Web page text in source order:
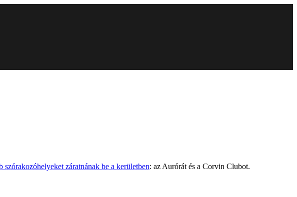
szórakozóhelyeket záratnának be a kerületben: az Aurórát és a Corvin Clubot.